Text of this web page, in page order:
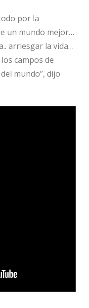
por la
un mundo mejor…
arriesgar la vida…
campos de
mundo”, dijo